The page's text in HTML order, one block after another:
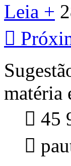
Leia +

matéria
 45
